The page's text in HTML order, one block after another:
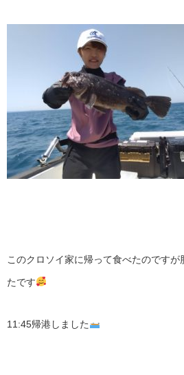
このクロソイ家に帰って食べたのですが
たです
11:45帰港しました